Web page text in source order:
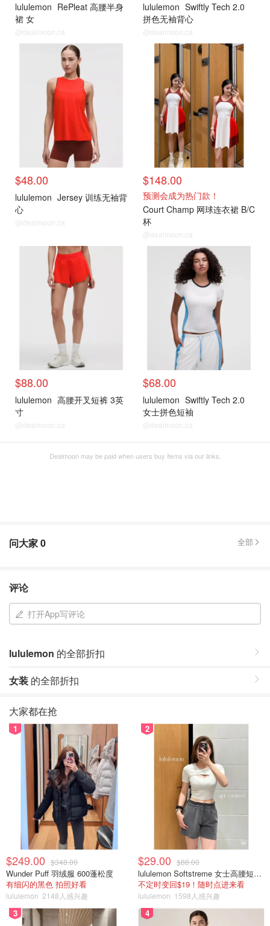
lululemon RePleat 高腰半身
裙 女
@dealmoon.ca
lululemon Swiftly Tech 2.0
拼色无袖背心
@dealmoon.ca
$48.00
lululemon Jersey 训练无袖背
心
@dealmoon.ca
$148.00
预测会成为热门款！
Court Champ 网球连衣裙 B/C
杯
@dealmoon.ca
$88.00
lululemon 高腰开叉短裤 3英
寸
@dealmoon.ca
$68.00
lululemon Swiftly Tech 2.0
女士拼色短袖
@dealmoon.ca
Dealmoon may be paid when users buy items via our links.
问大家0 全部
评论
打开App写评论
lululemon 的全部折扣
女装 的全部折扣
大家都在抢
1
$249.00 $348.00
Wunder Puff 羽绒服 600蓬松度
有细闪的黑色 拍照好看
lululemon 2148人感兴趣
2
$29.00 $88.00
lululemon Softstreme 女士高腰短裤 10cm
不定时变回$19！随时点进来看
lululemon 1598人感兴趣
3 4